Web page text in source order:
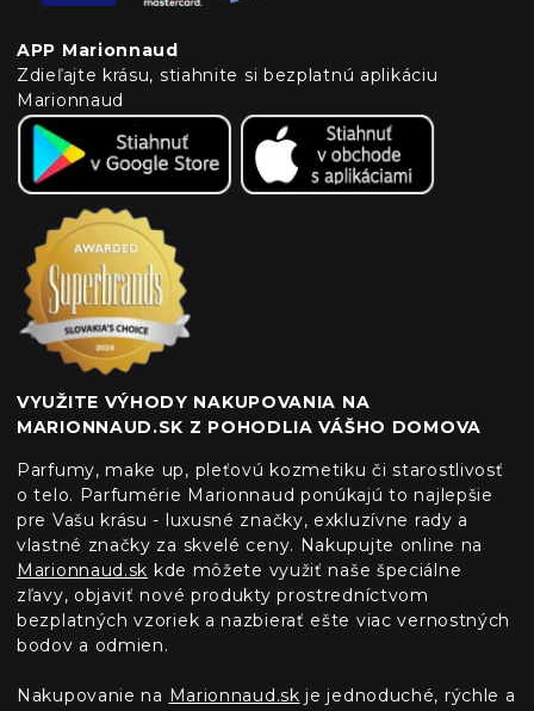
APP Marionnaud
Zdieľajte krásu, stiahnite si bezplatnú aplikáciu
Marionnaud
VYUŽITE VÝHODY NAKUPOVANIA NA
MARIONNAUD.SK Z POHODLIA VÁŠHO DOMOVA
Parfumy, make up, pleťovú kozmetiku či starostlivosť
o telo. Parfumérie Marionnaud ponúkajú to najlepšie
pre Vašu krásu - luxusné značky, exkluzívne rady a
vlastné značky za skvelé ceny. Nakupujte online na
Marionnaud.sk kde môžete využiť naše špeciálne
zľavy, objaviť nové produkty prostredníctvom
bezplatných vzoriek a nazbierať ešte viac vernostných
bodov a odmien.
Nakupovanie na Marionnaud.sk je jednoduché, rýchle a